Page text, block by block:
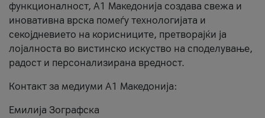
функционалност, А1 Македонија создава свежа и
иновативна врска помеѓу технологијата и
секојдневието на корисниците, претворајќи ја
лојалноста во вистинско искуство на споделување,
радост и персонализирана вредност.
Контакт за медиуми А1 Македонија:
Емилија Зографска